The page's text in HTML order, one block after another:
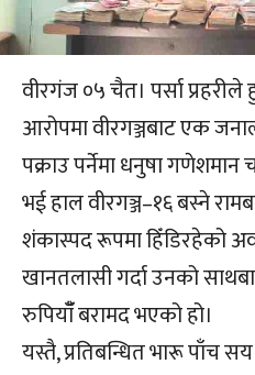
वीरगंज ०५ चैत। पर्सा
आरोपमा वीरगञ्जबाट एक
पक्राउ पर्नेमा धनुषा गणेशमान
भई हाल वीरगञ्ज–१६ बस्ने
शंकास्पद रूपमा हिँडिरहेको
खानतलासी गर्दा उनको
रुपियाँँ बरामद भएको हो।
यस्तै, प्रतिबन्धित भारू पाँच